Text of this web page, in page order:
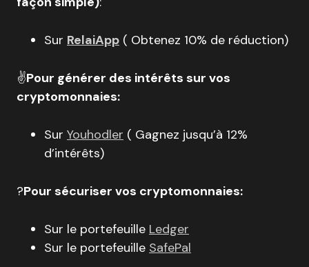
Sur RelaiApp ( Obtenez 10% de réduction)
✌️Pour générer des intérêts sur vos
cryptomonnaies:
Sur Youhodler ( Gagnez jusqu’à 12%
d’intérêts)
?Pour sécuriser vos cryptomonnaies:
Sur le portefeuille Ledger
Sur le portefeuille SafePal